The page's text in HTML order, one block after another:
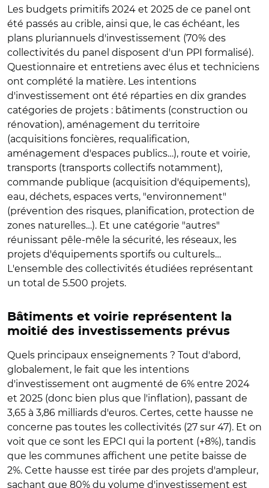
Les budgets primitifs 2024 et 2025 de ce panel ont
été passés au crible, ainsi que, le cas échéant, les
plans pluriannuels d'investissement (70% des
collectivités du panel disposent d'un PPI formalisé).
Questionnaire et entretiens avec élus et techniciens
ont complété la matière. Les intentions
d'investissement ont été réparties en dix grandes
catégories de projets : bâtiments (construction ou
rénovation), aménagement du territoire
(acquisitions foncières, requalification,
aménagement d'espaces publics…), route et voirie,
transports (transports collectifs notamment),
commande publique (acquisition d'équipements),
eau, déchets, espaces verts, "environnement"
(prévention des risques, planification, protection de
zones naturelles…). Et une catégorie "autres"
réunissant pêle-mêle la sécurité, les réseaux, les
projets d'équipements sportifs ou culturels…
L'ensemble des collectivités étudiées représentant
un total de 5.500 projets.
Bâtiments et voirie représentent la
moitié des investissements prévus
Quels principaux enseignements ? Tout d'abord,
globalement, le fait que les intentions
d'investissement ont augmenté de 6% entre 2024
et 2025 (donc bien plus que l'inflation), passant de
3,65 à 3,86 milliards d'euros. Certes, cette hausse ne
concerne pas toutes les collectivités (27 sur 47). Et on
voit que ce sont les EPCI qui la portent (+8%), tandis
que les communes affichent une petite baisse de
2%. Cette hausse est tirée par des projets d'ampleur,
sachant que 80% du volume d'investissement est